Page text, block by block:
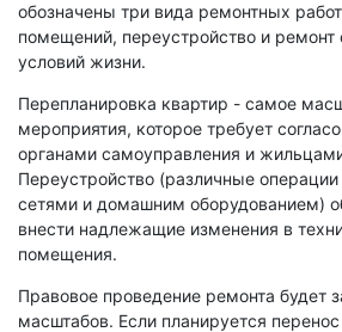
обозначены три вида ремонтных
помещений, переустройство и
условий жизни.
Перепланировка квартир - самое
мероприятия, которое требует
органами самоуправления и
Переустройство (различные
сетями и домашним оборудованием)
внести надлежащие изменения в
помещения.
Правовое проведение ремонта будет
масштабов. Если планируется